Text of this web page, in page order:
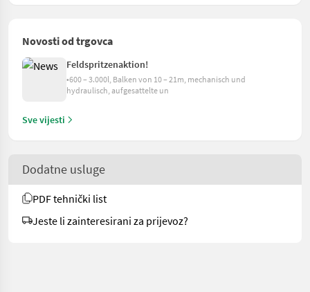
Novosti od trgovca
Feldspritzenaktion!
•600 – 3.000l, Balken von 10 – 21m, mechanisch und
hydraulisch, aufgesattelte un
Sve vijesti
Dodatne usluge
PDF tehnički list
Jeste li zainteresirani za prijevoz?